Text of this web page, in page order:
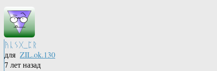
ᚤᚳᛊᚷ_ᛈᚱ
для ZIL.ok.130
7 лет назад